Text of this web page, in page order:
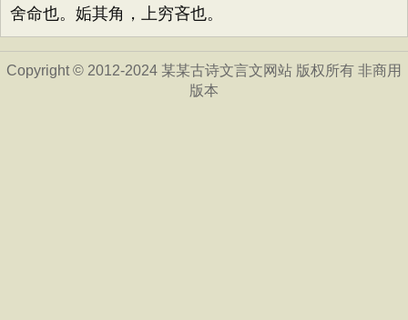
舍命也。姤其角，上穷吝也。
Copyright © 2012-2024 某某古诗文言文网站 版权所有 非商用
版本